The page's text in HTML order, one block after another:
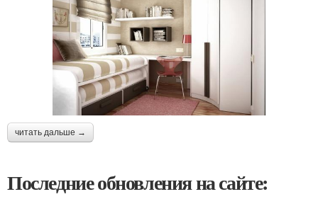
читать дальше →
Последние обновления на сайте: